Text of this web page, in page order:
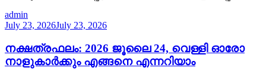
admin
July 23, 2026July 23, 2026
നക്ഷത്രഫലം: 2026 ജൂലൈ 24, വെള്ളി ഓരോ
നാളുകാർക്കും എങ്ങനെ എന്നറിയാം